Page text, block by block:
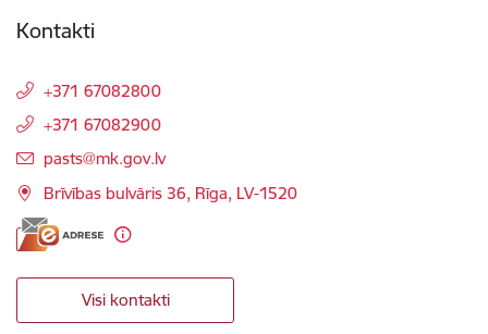
Kontakti
+371 67082800
+371 67082900
E-pasts:
pasts@mk.gov.lv
Brīvības bulvāris 36, Rīga, LV-1520
Visi kontakti